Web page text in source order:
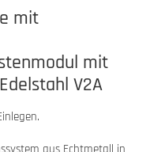
mit
mit
V2A